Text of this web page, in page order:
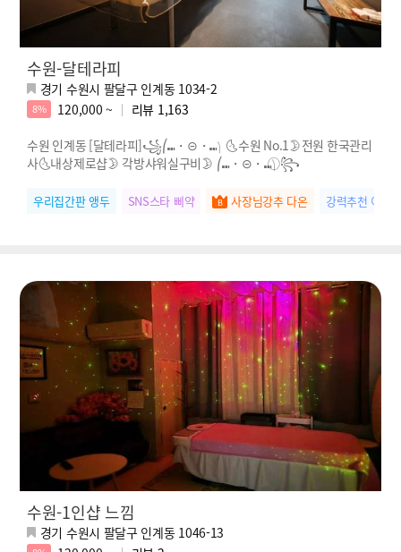
수원-달테라피
경기 수원시 팔달구 인계동 1034-2
8% 120,000 ~ 리뷰 1,163
수원 인계동 [달테라피]꧁⎛⑉・⊝・⑉⎞ 🌜수원 No.1🌛전원 한국관리
사🌜내상제로샵🌛 각방샤워실구비🌛 ⎛⑉・⊝・⑉⎞ ⃝꧂
우리집간판 앵두 SNS스타 삐약 사장님강추 다온 강력추천 이현
수원-1인샵 느낌
경기 수원시 팔달구 인계동 1046-13